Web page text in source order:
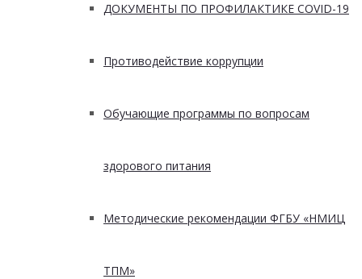
ДОКУМЕНТЫ ПО ПРОФИЛАКТИКЕ COVID-19
Противодействие коррупции
Обучающие программы по вопросам
здорового питания
Методические рекомендации ФГБУ «НМИЦ
ТПМ»